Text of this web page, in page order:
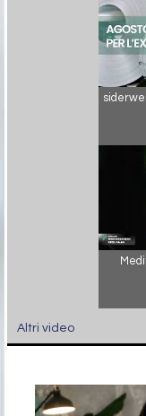
Altri video